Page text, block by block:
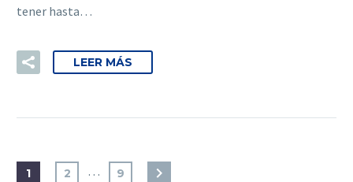
tener hasta…
LEER MÁS
1 2 … 9